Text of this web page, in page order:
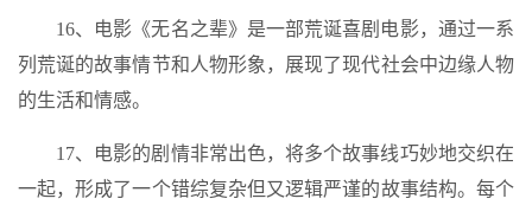
16、电影《无名之辈》是一部荒诞喜剧电影，通过一系
列荒诞的故事情节和人物形象，展现了现代社会中边缘人物
的生活和情感。
17、电影的剧情非常出色，将多个故事线巧妙地交织在
一起，形成了一个错综复杂但又逻辑严谨的故事结构。每个